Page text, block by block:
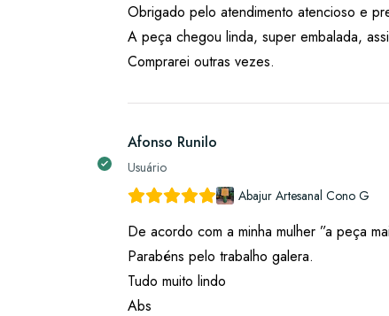
Obrigado pelo atendimento atencioso e
A peça chegou linda, super embalada,
Comprarei outras vezes.
Afonso Runilo
Usuário
Abajur Artesanal Cono G
De acordo com a minha mulher ”a peça
Parabéns pelo trabalho galera.
Tudo muito lindo
Abs